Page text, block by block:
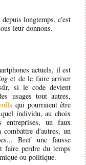
depuis longtemps, c'est
leur donnons.
actuels, il est
et de le faire arriver
si le code devient
usages tout autres,
qui pourraient être
individu, au choix
entreprises, un faux
d'autres, un
Bref une fausse
faire perdre du temps
ou politique.